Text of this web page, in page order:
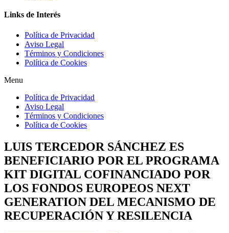
Links de Interés
Política de Privacidad
Aviso Legal
Términos y Condiciones
Política de Cookies
Menu
Política de Privacidad
Aviso Legal
Términos y Condiciones
Política de Cookies
LUIS TERCEDOR SÁNCHEZ ES
BENEFICIARIO POR EL PROGRAMA
KIT DIGITAL COFINANCIADO POR
LOS FONDOS EUROPEOS NEXT
GENERATION DEL MECANISMO DE
RECUPERACIÓN Y RESILENCIA